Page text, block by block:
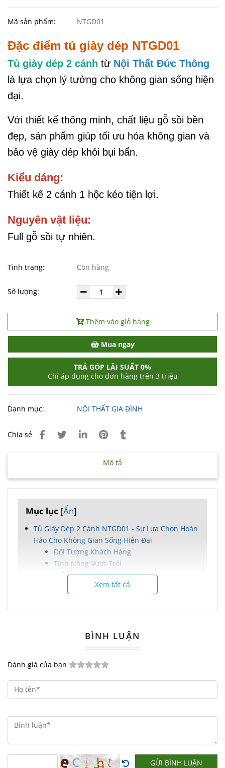
Mã sản phẩm: NTGD01
Đặc điểm tủ giày dép NTGD01
Tủ giày dép 2 cánh từ Nội Thất Đức Thông
là lựa chọn lý tưởng cho không gian sống hiện
đại.
Với thiết kế thông minh, chất liệu gỗ sồi bền
đẹp, sản phẩm giúp tối ưu hóa không gian và
bảo vệ giày dép khỏi bụi bẩn.
Kiểu dáng:
Thiết kế 2 cánh 1 hộc kéo tiện lợi.
Nguyên vật liệu:
Full gỗ sồi tự nhiên.
Tình trạng: Còn hàng
Số lượng:
Thêm vào giỏ hàng
Mua ngay
TRẢ GÓP LÃI SUẤT 0%
Chỉ áp dụng cho đơn hàng trên 3 triệu
Danh mục: NỘI THẤT GIA ĐÌNH
Chia sẻ
Mô tả
Mục lục [Ẩn]
Tủ Giày Dép 2 Cánh NTGD01 - Sự Lựa Chọn Hoàn
Hảo Cho Không Gian Sống Hiện Đại
Đối Tượng Khách Hàng
Tính Năng Vượt Trội
Kiểu Dáng Hiện Đại
Nguyên Vật Liệu Cao Cấp
Chính Sách Bán Hàng Ưu Việt
Sự Lựa Chọn Hoàn Hảo Cho
Không Gian Sống Hiện Đại
Trong cuộc sống hiện đại, việc sở hữu
mộttủ giày dép
giúp bạn duy trì sự ngăn nắp mà còn là
cách để thể hiện phong cách và gu thẩm
Xem tất cả
BÌNH LUẬN
Đánh giá của bạn
GỬI BÌNH LUẬN